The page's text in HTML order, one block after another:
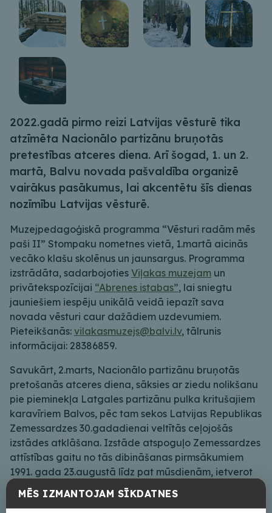
2022.gadā pirmo reizi Latvijas vēsturē tika
atzīmēta Nacionālo partizānu bruņotās
pretestības atceres diena. Arī šogad, 1. un 2.
martā, Balvu novada pašvaldība organizē
vairākus pasākumus, lai akcentētu šīs dienas
nozīmību Latvijas vēsturē.
Muzejpedagoģiskā programma “Vēsturi radām mēs
paši II” Stompaku nometnes vietā, 1.martā aicinās
vecāko klašu skolēnus un jaunsargus. Programma
izstrādāta, sadarbojoties Viļakas muzejam un
privātekspozīcijai “Abrenes istabas”, lai sniegtu
jauniešiem iespēju unikālā veidā iepazīt sava
novada vēsturi caur dažādiem uzdevumiem.
Pieteikšanās: vilakasmuzejs@balvi.lv, tālrunis
informācijai: 28386859.
Savukārt, 2.marts, Nacionālo partizānu bruņotās
pretošanās atceres diena, sāksies ar ziedu nolikšanu
pie pieminekļa Latgales partizānu pulka kritušajiem
karavīriem Balvos, pēc tam sekos Latvijas Republikas
Zemessardzes 30.gadadienai veltītās ceļojošās
izstādes atklāšana. Izstāde atspoguļo Zemessardzes
attīstības gaitu no tās dibināšanas pirmsākumiem
1991. gada 23.augustā līdz pat mūsdienām, ietverot
gan informāciju par ekipējuma, bruņojuma, formas
tērpu izmaiņām laika gaitā, gan Zemessardzes
MĒS IZMANTOJAM SĪKDATNES